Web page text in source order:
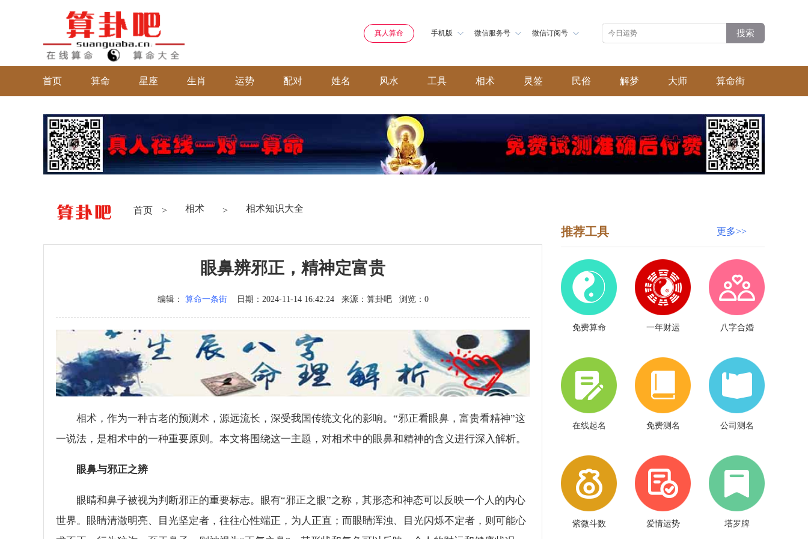
真人算命 手机版 微信服务号 微信订阅号 搜索
首页 算命 星座 生肖 运势 配对 姓名 风水 工具 相术 灵签 民俗 解梦 大师 算命街
首页 > 相术 > 相术知识大全
眼鼻辨邪正，精神定富贵
编辑： 算命一条街 日期：2024-11-14 16:42:24 来源：算卦吧 浏览：0
相术，作为一种古老的预测术，源远流长，深受我国传统文化的影响。“邪正看眼鼻，富贵看精神”这
一说法，是相术中的一种重要原则。本文将围绕这一主题，对相术中的眼鼻和精神的含义进行深入解析。
眼鼻与邪正之辨
眼睛和鼻子被视为判断邪正的重要标志。眼有“邪正之眼”之称，其形态和神态可以反映一个人的内心
世界。眼睛清澈明亮、目光坚定者，往往心性端正，为人正直；而眼睛浑浊、目光闪烁不定者，则可能心
推荐工具 更多>>
免费算命 一年财运 八字合婚
在线起名 免费测名 公司测名
紫微斗数 爱情运势 塔罗牌